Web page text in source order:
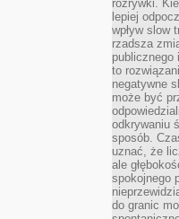
rozrywki.
lepiej
wpływ slow
rzadsza
publicznego
to
negatywne
może być
odkrywaniu
sposób.
uznać, że
ale
spokojnego
do granic